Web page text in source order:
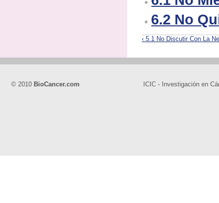
6.2 No
‹ 5.1 No Discutir Con La
© 2010 BioCancer.com ICIC - Investigación en